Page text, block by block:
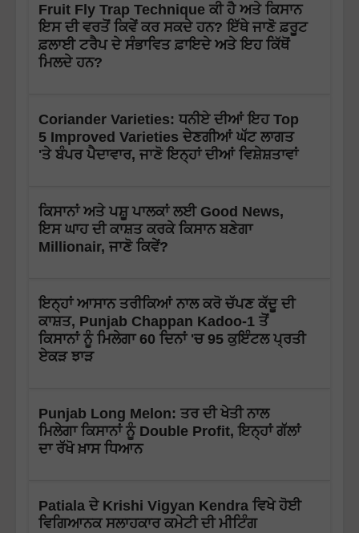
Fruit Fly Trap Technique ਕੀ ਹੈ ਅਤੇ ਕਿਸਾਨ
ਇਸ ਦੀ ਵਰਤੋਂ ਕਿਵੇਂ ਕਰ ਸਕਦੇ ਹਨ? ਇੱਥੇ ਜਾਣੋ ਫ਼ਰੂਟ
ਫ਼ਲਾਈ ਟਰੈਪ ਦੇ ਸੰਭਾਵਿਤ ਫ਼ਾਇਦੇ ਅਤੇ ਇਹ ਕਿੱਥੋਂ
ਮਿਲਦੇ ਹਨ?
Coriander Varieties: ਧਨੀਏ ਦੀਆਂ ਇਹ Top
5 Improved Varieties ਦੇਣਗੀਆਂ ਘੱਟ ਲਾਗਤ
'ਤੇ ਬੰਪਰ ਪੈਦਾਵਾਰ, ਜਾਣੋ ਇਨ੍ਹਾਂ ਦੀਆਂ ਵਿਸ਼ੇਸ਼ਤਾਵਾਂ
ਕਿਸਾਨਾਂ ਅਤੇ ਪਸ਼ੂ ਪਾਲਕਾਂ ਲਈ Good News,
ਇਸ ਘਾਹ ਦੀ ਕਾਸ਼ਤ ਕਰਕੇ ਕਿਸਾਨ ਬਣੇਗਾ
Millionair, ਜਾਣੋ ਕਿਵੇਂ?
ਇਨ੍ਹਾਂ ਆਸਾਨ ਤਰੀਕਿਆਂ ਨਾਲ ਕਰੋ ਚੱਪਣ ਕੱਦੂ ਦੀ
ਕਾਸ਼ਤ, Punjab Chappan Kadoo-1 ਤੋਂ
ਕਿਸਾਨਾਂ ਨੂੰ ਮਿਲੇਗਾ 60 ਦਿਨਾਂ 'ਚ 95 ਕੁਇੰਟਲ ਪ੍ਰਤੀ
ਏਕੜ ਝਾੜ
Punjab Long Melon: ਤਰ ਦੀ ਖੇਤੀ ਨਾਲ
ਮਿਲੇਗਾ ਕਿਸਾਨਾਂ ਨੂੰ Double Profit, ਇਨ੍ਹਾਂ ਗੱਲਾਂ
ਦਾ ਰੱਖੋ ਖ਼ਾਸ ਧਿਆਨ
Patiala ਦੇ Krishi Vigyan Kendra ਵਿਖੇ ਹੋਈ
ਵਿਗਿਆਨਕ ਸਲਾਹਕਾਰ ਕਮੇਟੀ ਦੀ ਮੀਟਿੰਗ